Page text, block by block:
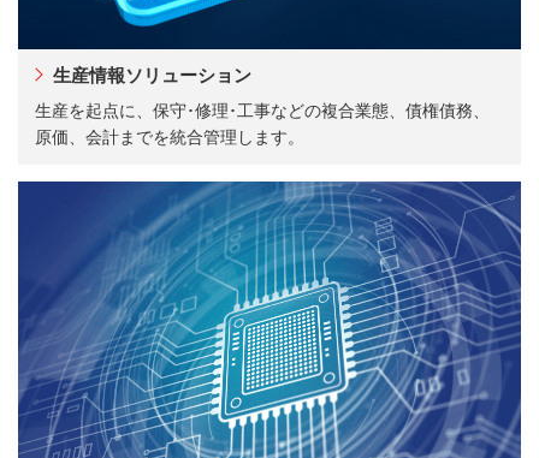
生産情報ソリューション
生産を起点に、保守･修理･工事などの複合業態、債権債務、
原価、会計までを統合管理します。